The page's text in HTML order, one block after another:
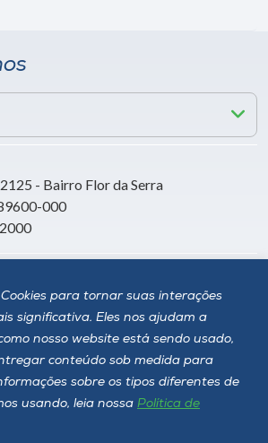
para tornar suas interações
significativa. Eles nos ajudam a
nosso website está sendo usado,
conteúdo sob medida para
sobre os tipos diferentes de
usando, leia nossa Política de
- Bairro Flor da Serra
000